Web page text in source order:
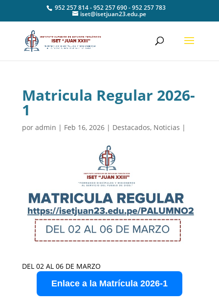
952 257 814 - 952 257 690 - 952 257 783
iset@isetjuan23.edu.pe
Matricula Regular 2026-
1
por admin | Feb 16, 2026| Destacados, Noticias |
DEL 02 AL 06 DE MARZO
Enlace a la Matrícula 2026-1